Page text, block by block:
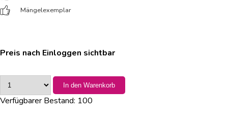
Mängelexemplar
Preis nach Einloggen sichtbar
In den Warenkorb
Verfügbarer Bestand: 100